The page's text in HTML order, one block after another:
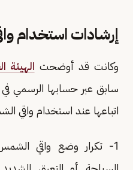
إرشادات استخدام
وكانت قد أوضحت الهيئة
سابق عبر حسابها الرسمي في
اتباعها عند استخدام واقي
1- تكرار وضع واقي